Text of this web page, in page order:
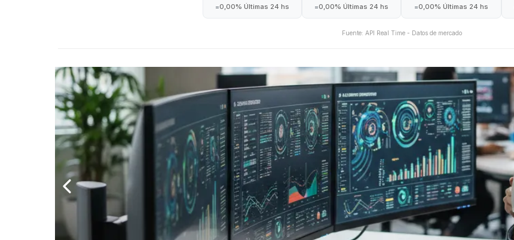
=0,00% Últimas 24 hs =0,00% Últimas 24 hs =0,00% Últimas 24 hs
Fuente: API Real Time - Datos de mercado